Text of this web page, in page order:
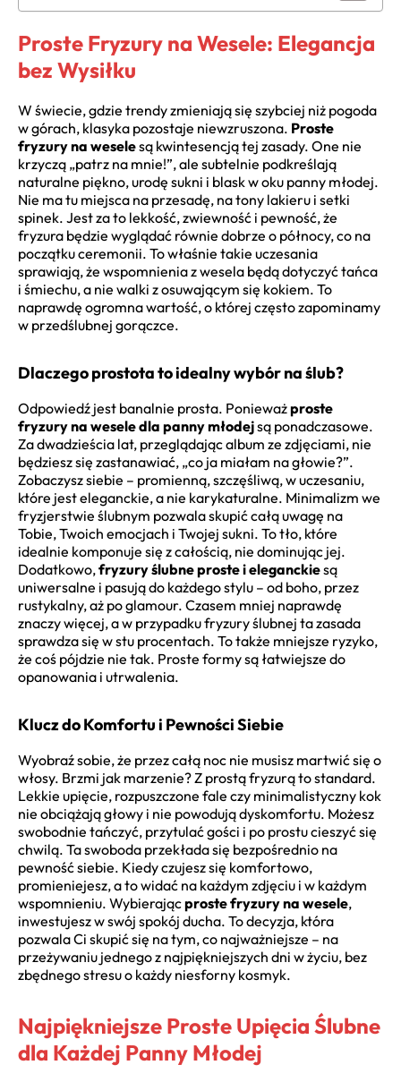
Proste Fryzury na Wesele: Elegancja
bez Wysiłku
W świecie, gdzie trendy zmieniają się szybciej niż pogoda
w górach, klasyka pozostaje niewzruszona. Proste
fryzury na weselesą kwintesencją tej zasady. One nie
krzyczą „patrz na mnie!”, ale subtelnie podkreślają
naturalne piękno, urodę sukni i blask w oku panny młodej.
Nie ma tu miejsca na przesadę, na tony lakieru i setki
spinek. Jest za to lekkość, zwiewność i pewność, że
fryzura będzie wyglądać równie dobrze o północy, co na
początku ceremonii. To właśnie takie uczesania
sprawiają, że wspomnienia z wesela będą dotyczyć tańca
i śmiechu, a nie walki z osuwającym się kokiem. To
naprawdę ogromna wartość, o której często zapominamy
w przedślubnej gorączce.
Dlaczego prostota to idealny wybór na ślub?
Odpowiedź jest banalnie prosta. Ponieważproste
fryzury na wesele dla panny młodejsą ponadczasowe.
Za dwadzieścia lat, przeglądając album ze zdjęciami, nie
będziesz się zastanawiać, „co ja miałam na głowie?”.
Zobaczysz siebie – promienną, szczęśliwą, w uczesaniu,
które jest eleganckie, a nie karykaturalne. Minimalizm we
fryzjerstwie ślubnym pozwala skupić całą uwagę na
Tobie, Twoich emocjach i Twojej sukni. To tło, które
idealnie komponuje się z całością, nie dominując jej.
Dodatkowo,fryzury ślubne proste i eleganckiesą
uniwersalne i pasują do każdego stylu – od boho, przez
rustykalny, aż po glamour. Czasem mniej naprawdę
znaczy więcej, a w przypadku fryzury ślubnej ta zasada
sprawdza się w stu procentach. To także mniejsze ryzyko,
że coś pójdzie nie tak. Proste formy są łatwiejsze do
opanowania i utrwalenia.
Klucz do Komfortu i Pewności Siebie
Wyobraź sobie, że przez całą noc nie musisz martwić się o
włosy. Brzmi jak marzenie? Z prostą fryzurą to standard.
Lekkie upięcie, rozpuszczone fale czy minimalistyczny kok
nie obciążają głowy i nie powodują dyskomfortu. Możesz
swobodnie tańczyć, przytulać gości i po prostu cieszyć się
chwilą. Ta swoboda przekłada się bezpośrednio na
pewność siebie. Kiedy czujesz się komfortowo,
promieniejesz, a to widać na każdym zdjęciu i w każdym
wspomnieniu. Wybierającproste fryzury na wesele,
inwestujesz w swój spokój ducha. To decyzja, która
pozwala Ci skupić się na tym, co najważniejsze – na
przeżywaniu jednego z najpiękniejszych dni w życiu, bez
zbędnego stresu o każdy niesforny kosmyk.
Najpiękniejsze Proste Upięcia Ślubne
dla Każdej Panny Młodej